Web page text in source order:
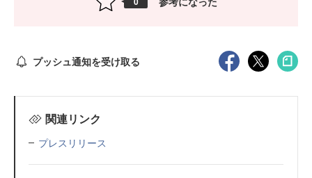
プッシュ通知を受け取る
関連リンク
プレスリリース